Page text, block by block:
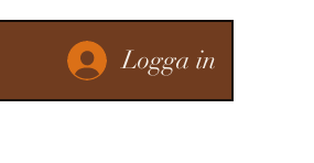
Logga in